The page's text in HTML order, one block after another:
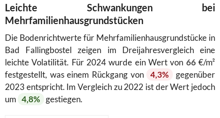
Leichte Schwankungen bei
Mehrfamilienhausgrundstücken
Die Bodenrichtwerte für Mehrfamilienhausgrundstücke in
Bad Fallingbostel zeigen im Dreijahresvergleich eine
leichte Volatilität. Für 2024 wurde ein Wert von 66€/m²
festgestellt, was einem Rückgang von
4,3%
gegenüber
2023 entspricht. Im Vergleich zu 2022 ist der Wert jedoch
um 4,8% gestiegen.